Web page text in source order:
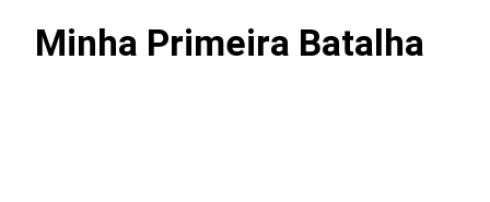
Minha Primeira Batalha